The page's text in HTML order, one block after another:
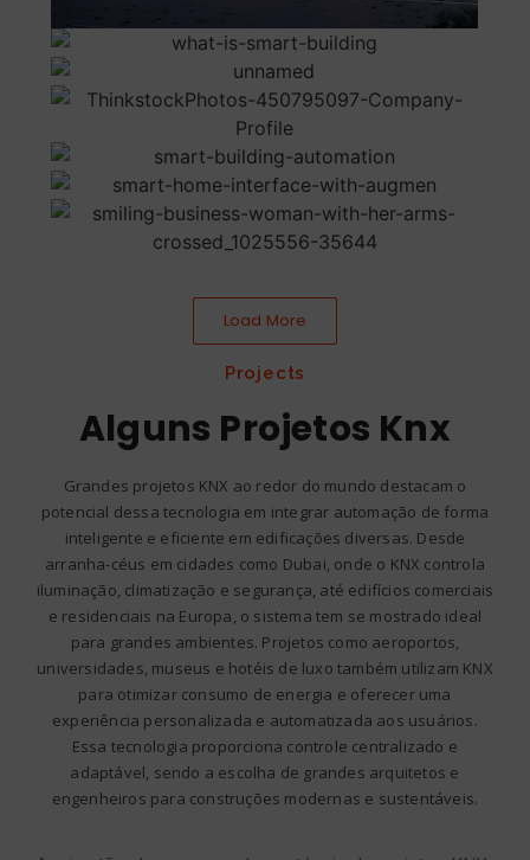
Load More
Projects
Alguns Projetos Knx
Grandes projetos KNX ao redor do mundo destacam o
potencial dessa tecnologia em integrar automação de forma
inteligente e eficiente em edificações diversas. Desde
arranha-céus em cidades como Dubai, onde o KNX controla
iluminação, climatização e segurança, até edifícios comerciais
e residenciais na Europa, o sistema tem se mostrado ideal
para grandes ambientes. Projetos como aeroportos,
universidades, museus e hotéis de luxo também utilizam KNX
para otimizar consumo de energia e oferecer uma
experiência personalizada e automatizada aos usuários.
Essa tecnologia proporciona controle centralizado e
adaptável, sendo a escolha de grandes arquitetos e
engenheiros para construções modernas e sustentáveis.